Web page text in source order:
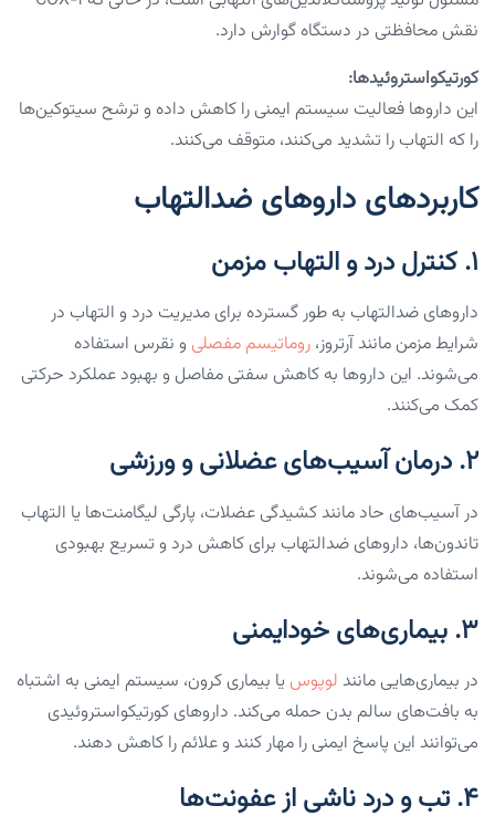
نقش محافظتی در دستگاه گوارش دارد.
کورتیکواستروئیدها:
این داروها فعالیت سیستم ایمنی را کاهش داده و ترشح سیتوکین‌ها
را که التهاب را تشدید می‌کنند، متوقف می‌کنند.
کاربردهای داروهای ضدالتهاب
۱. کنترل درد و التهاب مزمن
داروهای ضدالتهاب به طور گسترده برای مدیریت درد و التهاب در
شرایط مزمن مانند آرتروز، روماتیسم مفصلی و نقرس استفاده
می‌شوند. این داروها به کاهش سفتی مفاصل و بهبود عملکرد حرکتی
کمک می‌کنند.
۲. درمان آسیب‌های عضلانی و ورزشی
در آسیب‌های حاد مانند کشیدگی عضلات، پارگی لیگامنت‌ها یا التهاب
تاندون‌ها، داروهای ضدالتهاب برای کاهش درد و تسریع بهبودی
استفاده می‌شوند.
۳. بیماری‌های خودایمنی
در بیماری‌هایی مانند لوپوس یا بیماری کرون، سیستم ایمنی به اشتباه
به بافت‌های سالم بدن حمله می‌کند. داروهای کورتیکواستروئیدی
می‌توانند این پاسخ ایمنی را مهار کنند و علائم را کاهش دهند.
۴. تب و درد ناشی از عفونت‌ها